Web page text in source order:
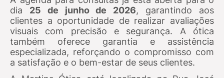
dia 25 de junho de 2026, garantindo aos
clientes a oportunidade de realizar avaliações
visuais com precisão e segurança. A ótica
também oferece garantia e assistência
especializada, reforçando o compromisso com
a satisfação e o bem-estar de seus clientes.